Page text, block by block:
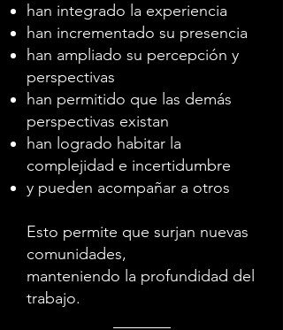
han integrado la experiencia
han incrementado su presencia
han ampliado su percepción y
perspectivas
han permitido que las demás
perspectivas existan
han logrado habitar la
complejidad e incertidumbre
y pueden acompañar a otros
Esto permite que surjan nuevas
comunidades,
manteniendo la profundidad del
trabajo.